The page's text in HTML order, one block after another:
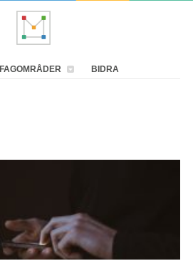
FAGOMRÅDER BIDRA